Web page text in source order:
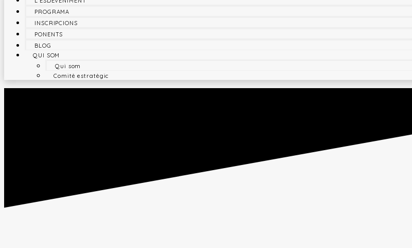
PROGRAMA
INSCRIPCIONS
PONENTS
BLOG
QUI SOM
Qui som
Comitè estratègic